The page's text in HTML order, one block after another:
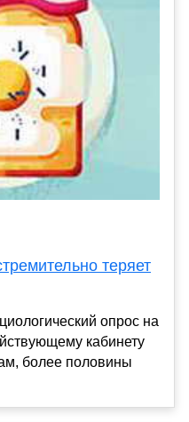
теряет
опрос на
кабинету
более половины